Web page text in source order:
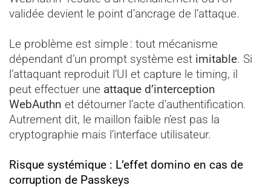
validée devient le point d’ancrage de l’attaque.
Le problème est simple : tout mécanisme
dépendant d’un prompt système est imitable. Si
l’attaquant reproduit l’UI et capture le timing, il
peut effectuer une attaque d’interception
WebAuthn et détourner l’acte d’authentification.
Autrement dit, le maillon faible n’est pas la
cryptographie mais l’interface utilisateur.
Risque systémique : L’effet domino en cas de
corruption de Passkeys